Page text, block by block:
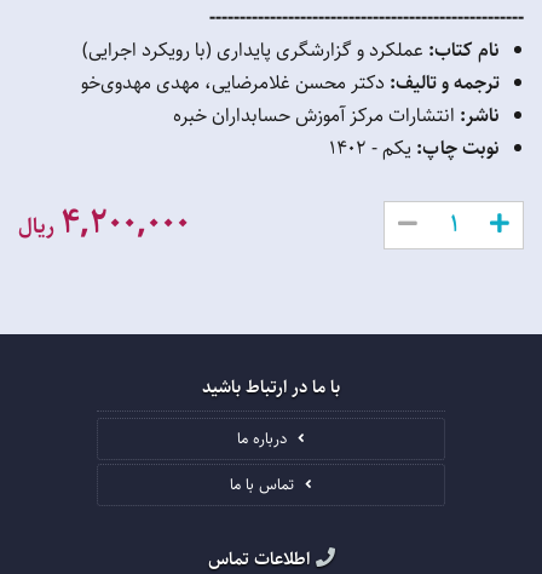
----------------------------------------------------
نام کتاب: عملکرد و گزارشگری پایداری (با رویکرد اجرایی)
ترجمه و تالیف: دکتر محسن غلامرضایی، مهدی مهدوی‌خو
ناشر: انتشارات مرکز آموزش حسابداران خبره
نوبت چاپ: یکم - 1402
4,200,000 ریال
با ما در ارتباط باشید
درباره ما
تماس با ما
اطلاعات تماس